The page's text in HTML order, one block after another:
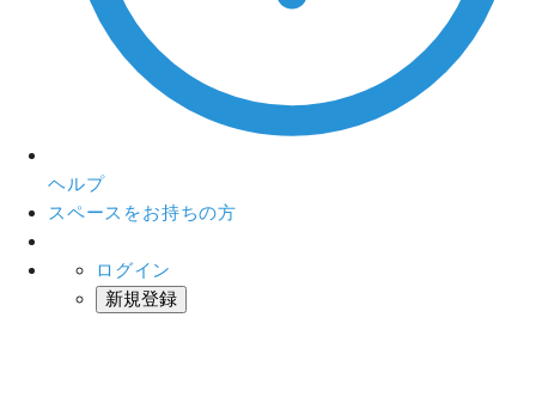
ヘルプ
スペースをお持ちの方
ログイン
新規登録